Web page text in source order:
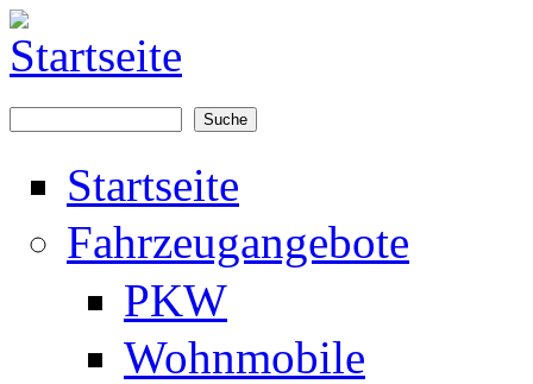
Direkt zum Inhalt
Startseite
Fahrzeugangebote
PKW
Wohnmobile